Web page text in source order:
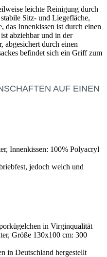
leichte Reinigung durch
Sitz- und Liegefläche,
das Innenkissen ist durch einen
abziehbar und in der
abgesichert durch einen
befindet sich ein Griff zum
AUF EINEN
Innenkissen: 100% Polyacryl
jedoch weich und
in Virginqualität
Größe 130x100 cm: 300
in Deutschland hergestellt